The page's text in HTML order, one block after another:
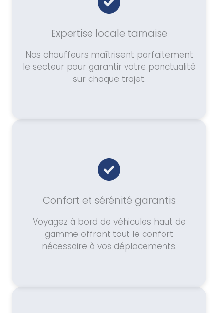
Expertise locale tarnaise
Nos chauffeurs maîtrisent parfaitement
le secteur pour garantir votre ponctualité
sur chaque trajet.
Confort et sérénité garantis
Voyagez à bord de véhicules haut de
gamme offrant tout le confort
nécessaire à vos déplacements.